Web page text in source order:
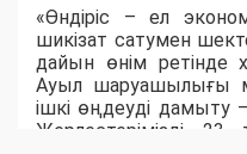
«Өндіріс – ел
шикізат сатумен
дайын өнім ретінде
Ауыл шаруашылығы
ішкі өңдеуді дамыту
Жерлестерімізді 23